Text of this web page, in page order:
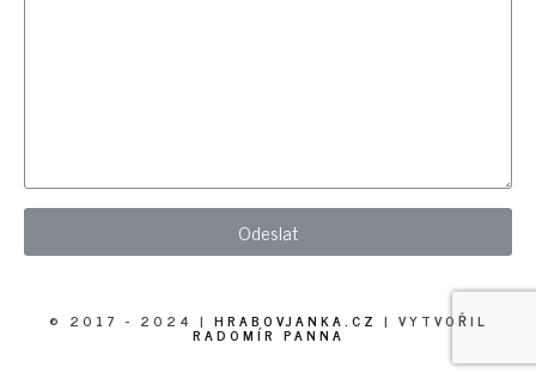
© 2017 - 2024 | HRABOVJANKA.CZ | VYTVOŘIL
RADOMÍR PANNA